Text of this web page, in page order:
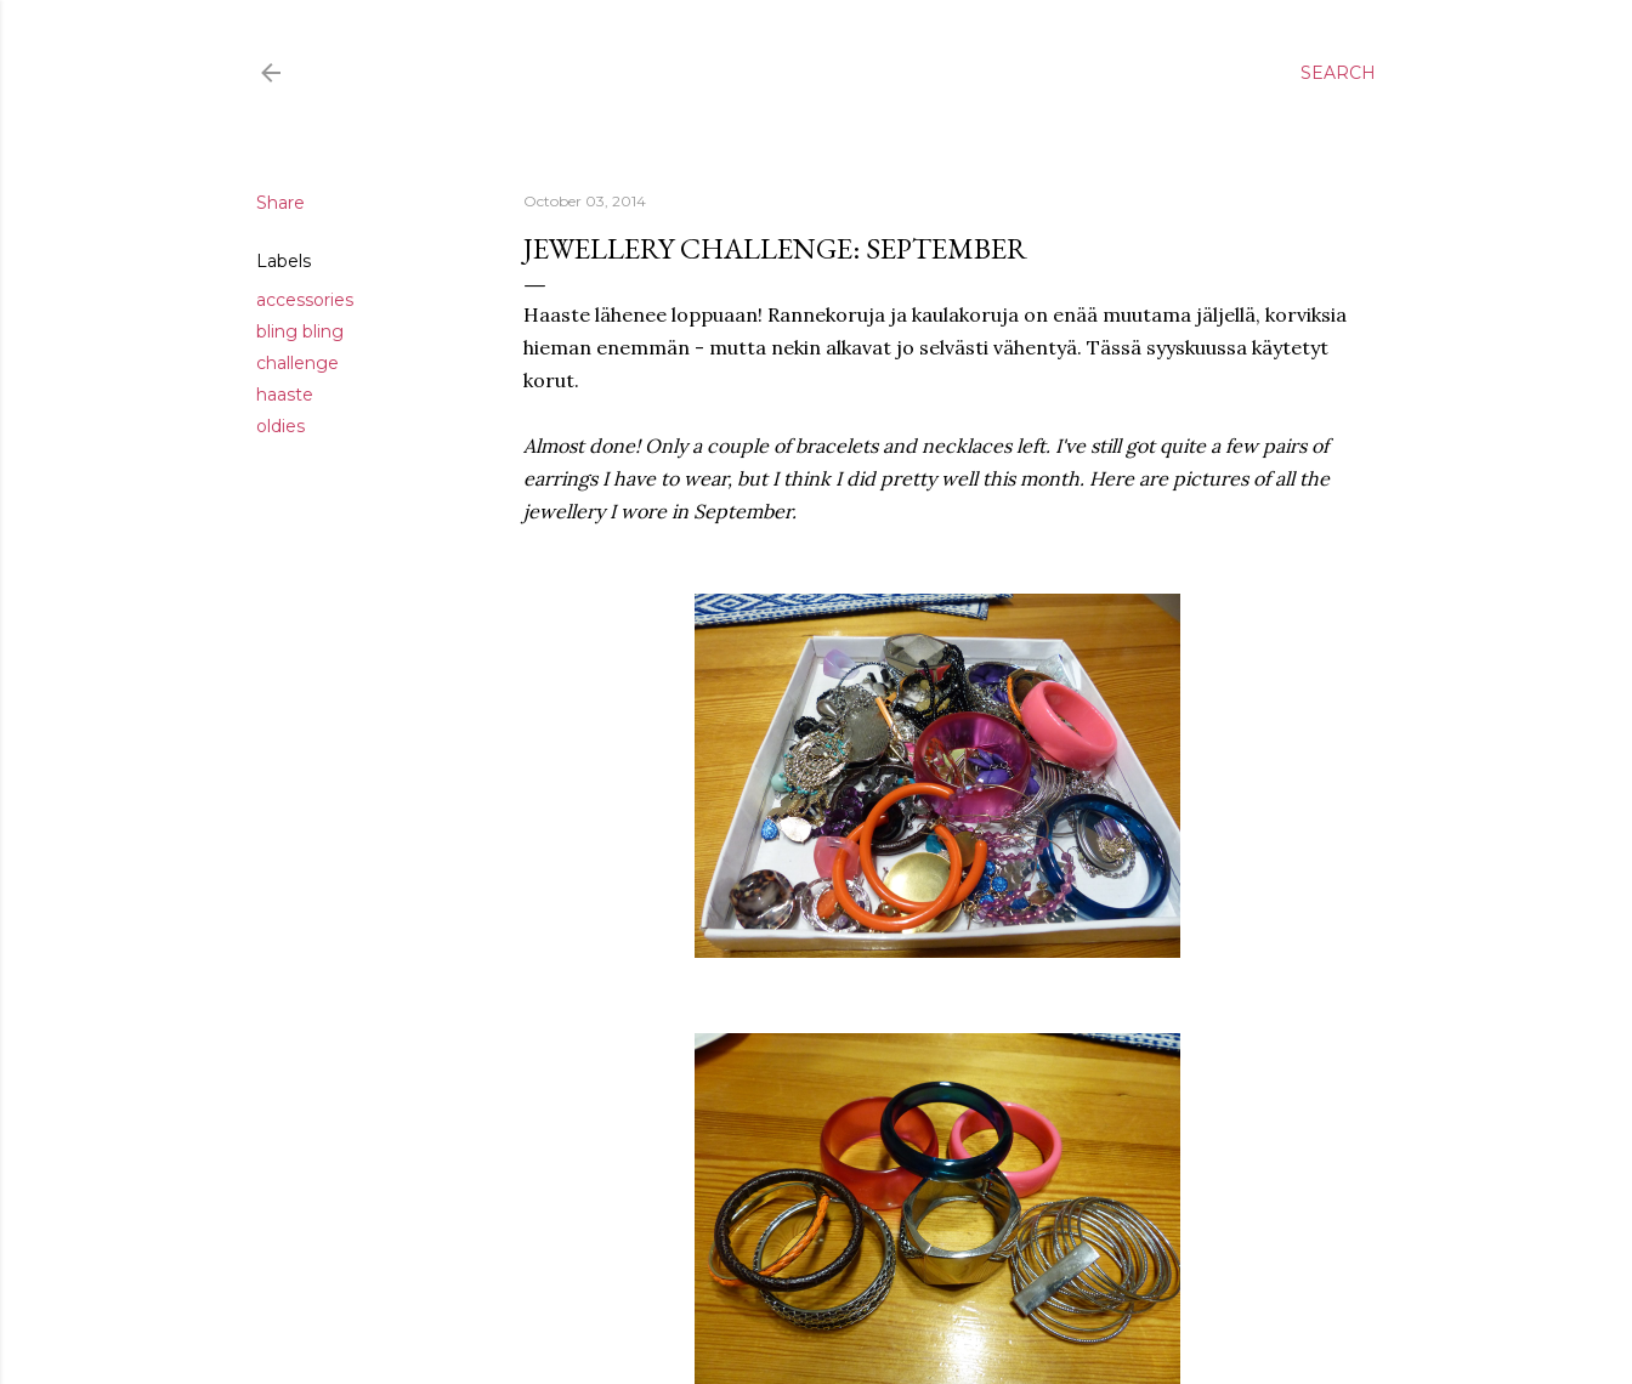
SEARCH
Share
Labels
accessories
bling bling
challenge
haaste
oldies
October 03, 2014
JEWELLERY CHALLENGE: SEPTEMBER
Haaste lähenee loppuaan! Rannekoruja ja kaulakoruja on enää muutama jäljellä, korviksia
hieman enemmän - mutta nekin alkavat jo selvästi vähentyä. Tässä syyskuussa käytetyt
korut.
Almost done! Only a couple of bracelets and necklaces left. I've still got quite a few pairs of
earrings I have to wear, but I think I did pretty well this month. Here are pictures of all the
jewellery I wore in September.